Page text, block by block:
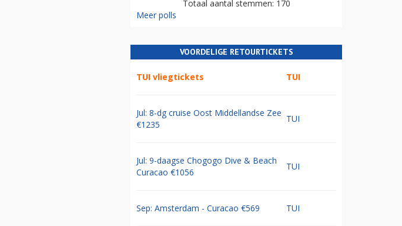
Totaal aantal stemmen: 170
Meer polls
VOORDELIGE RETOURTICKETS
TUI vliegtickets TUI
Jul: 8-dg cruise Oost Middellandse Zee
€1235
TUI
Jul: 9-daagse Chogogo Dive & Beach
Curacao €1056
TUI
Sep: Amsterdam - Curacao €569 TUI